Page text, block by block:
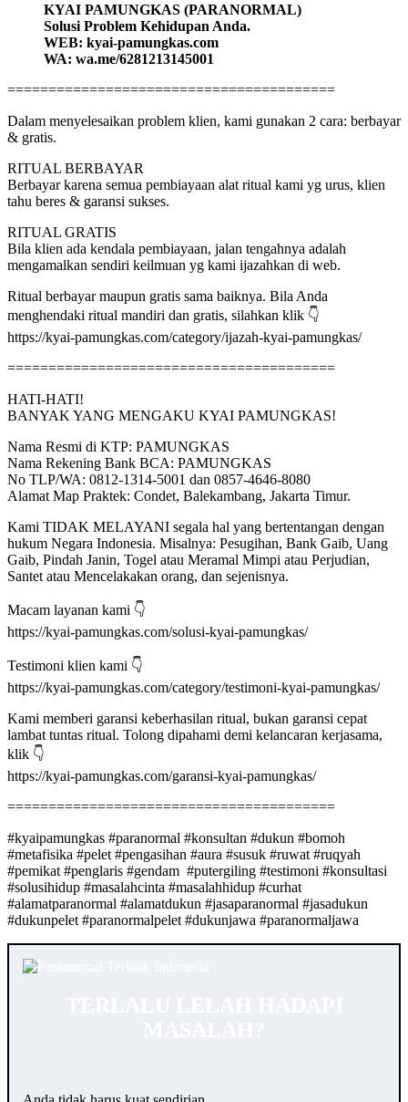
KYAI PAMUNGKAS (PARANORMAL)
Solusi Problem Kehidupan Anda.
WEB: kyai-pamungkas.com
WA: wa.me/6281213145001
========================================
Dalam menyelesaikan problem klien, kami gunakan 2 cara: berbayar
& gratis.
RITUAL BERBAYAR
Berbayar karena semua pembiayaan alat ritual kami yg urus, klien
tahu beres & garansi sukses.
RITUAL GRATIS
Bila klien ada kendala pembiayaan, jalan tengahnya adalah
mengamalkan sendiri keilmuan yg kami ijazahkan di web.
Ritual berbayar maupun gratis sama baiknya. Bila Anda
menghendaki ritual mandiri dan gratis, silahkan klik 👇
https://kyai-pamungkas.com/category/ijazah-kyai-pamungkas/
========================================
HATI-HATI!
BANYAK YANG MENGAKU KYAI PAMUNGKAS!
Nama Resmi di KTP: PAMUNGKAS
Nama Rekening Bank BCA: PAMUNGKAS
No TLP/WA: 0812-1314-5001 dan 0857-4646-8080
Alamat Map Praktek: Condet, Balekambang, Jakarta Timur.
Kami TIDAK MELAYANI segala hal yang bertentangan dengan
hukum Negara Indonesia. Misalnya: Pesugihan, Bank Gaib, Uang
Gaib, Pindah Janin, Togel atau Meramal Mimpi atau Perjudian,
Santet atau Mencelakakan orang, dan sejenisnya.
Macam layanan kami 👇
https://kyai-pamungkas.com/solusi-kyai-pamungkas/
Testimoni klien kami 👇
https://kyai-pamungkas.com/category/testimoni-kyai-pamungkas/
Kami memberi garansi keberhasilan ritual, bukan garansi cepat
lambat tuntas ritual. Tolong dipahami demi kelancaran kerjasama,
klik 👇
https://kyai-pamungkas.com/garansi-kyai-pamungkas/
========================================
#kyaipamungkas #paranormal #konsultan #dukun #bomoh
#metafisika #pelet #pengasihan #aura #susuk #ruwat #ruqyah
#pemikat #penglaris #gendam #putergiling #testimoni #konsultasi
#solusihidup #masalahcinta #masalahhidup #curhat
#alamatparanormal #alamatdukun #jasaparanormal #jasadukun
#dukunpelet #paranormalpelet #dukunjawa #paranormaljawa